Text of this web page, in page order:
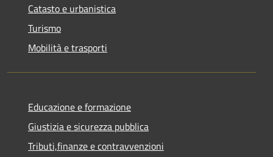
Catasto e urbanistica
Turismo
Mobilità e trasporti
Educazione e formazione
Giustizia e sicurezza pubblica
Tributi,finanze e contravvenzioni